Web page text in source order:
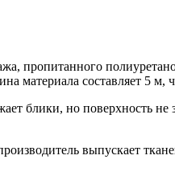
пропитанного
материала составляет 5 м,
блики, но поверхность не
выпускает